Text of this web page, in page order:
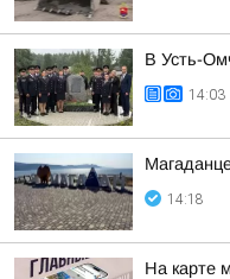
В Усть-
14:03
14:18
На карте